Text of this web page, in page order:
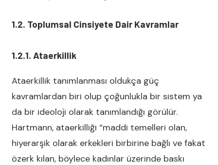
1.2. Toplumsal Cinsiyete Dair Kavramlar
1.2.1. Ataerkillik
Ataerkillik tanımlanması oldukça güç
kavramlardan biri olup çoğunlukla bir sistem ya
da bir ideoloji olarak tanımlandığı görülür.
Hartmann, ataerkilliği “maddi temelleri olan,
hiyerarşik olarak erkekleri birbirine bağlı ve fakat
özerk kılan, böylece kadınlar üzerinde baskı